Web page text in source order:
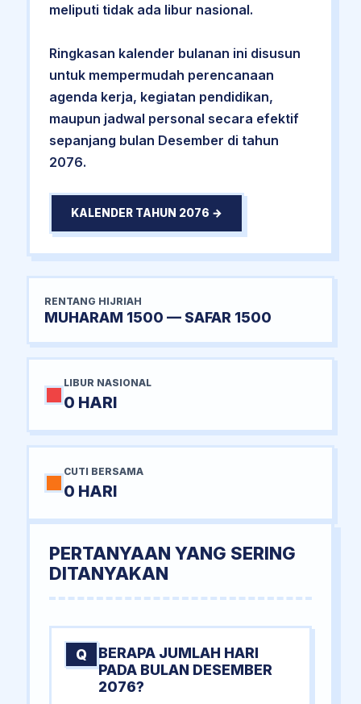
meliputi tidak ada libur nasional.
Ringkasan kalender bulanan ini disusun
untuk mempermudah perencanaan
agenda kerja, kegiatan pendidikan,
maupun jadwal personal secara efektif
sepanjang bulan Desember di tahun
2076.
KALENDER TAHUN 2076 →
RENTANG HIJRIAH
MUHARAM 1500 — SAFAR 1500
LIBUR NASIONAL
0 HARI
CUTI BERSAMA
0 HARI
PERTANYAAN YANG SERING
DITANYAKAN
Q
BERAPA JUMLAH HARI
PADA BULAN DESEMBER
2076?